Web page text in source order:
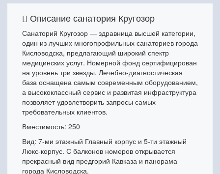
Описание санатория Кругозор
Санаторий Кругозор — здравница высшей категории,
один из лучших многопрофильных санаториев города
Кисловодска, предлагающий широкий спектр
медицинских услуг. Номерной фонд сертифицирован
на уровень три звезды. Лечебно-диагностическая
база оснащена самым современным оборудованием,
а высококлассный сервис и развитая инфраструктура
позволяет удовлетворить запросы самых
требовательных клиентов.
Вместимость: 250
Вид: 7-ми этажный Главный корпус и 5-ти этажный
Люкс-корпус. С балконов номеров открывается
прекрасный вид предгорий Кавказа и панорама
города Кисловодска.